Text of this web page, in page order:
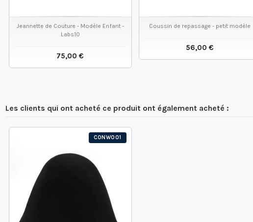
Jeannette de Couture - Modèle Enfant -
Labs10
75,00 €
VOIR LE PRODUIT
Coussin de repassage - petit modèle
56,00 €
VOIR LE PRODUIT
Les clients qui ont acheté ce produit ont également acheté :
CONW001